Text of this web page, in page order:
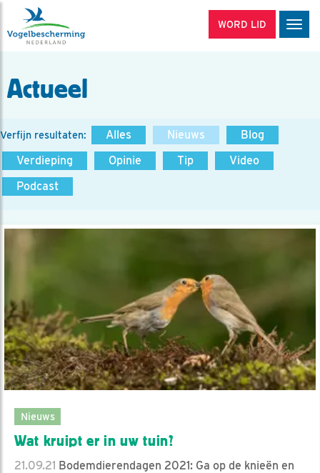
WORD LID
Actueel
Verfijn resultaten: Alles Nieuws
Blog
Verdieping
Opinie Tip
Video
Podcast
Nieuws
Wat kruipt er in uw tuin?
21.09.21 Bodemdierendagen 2021: Ga op de knieën en